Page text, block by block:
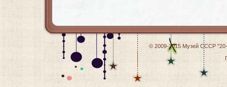
© 2009-2015 Музей СССР